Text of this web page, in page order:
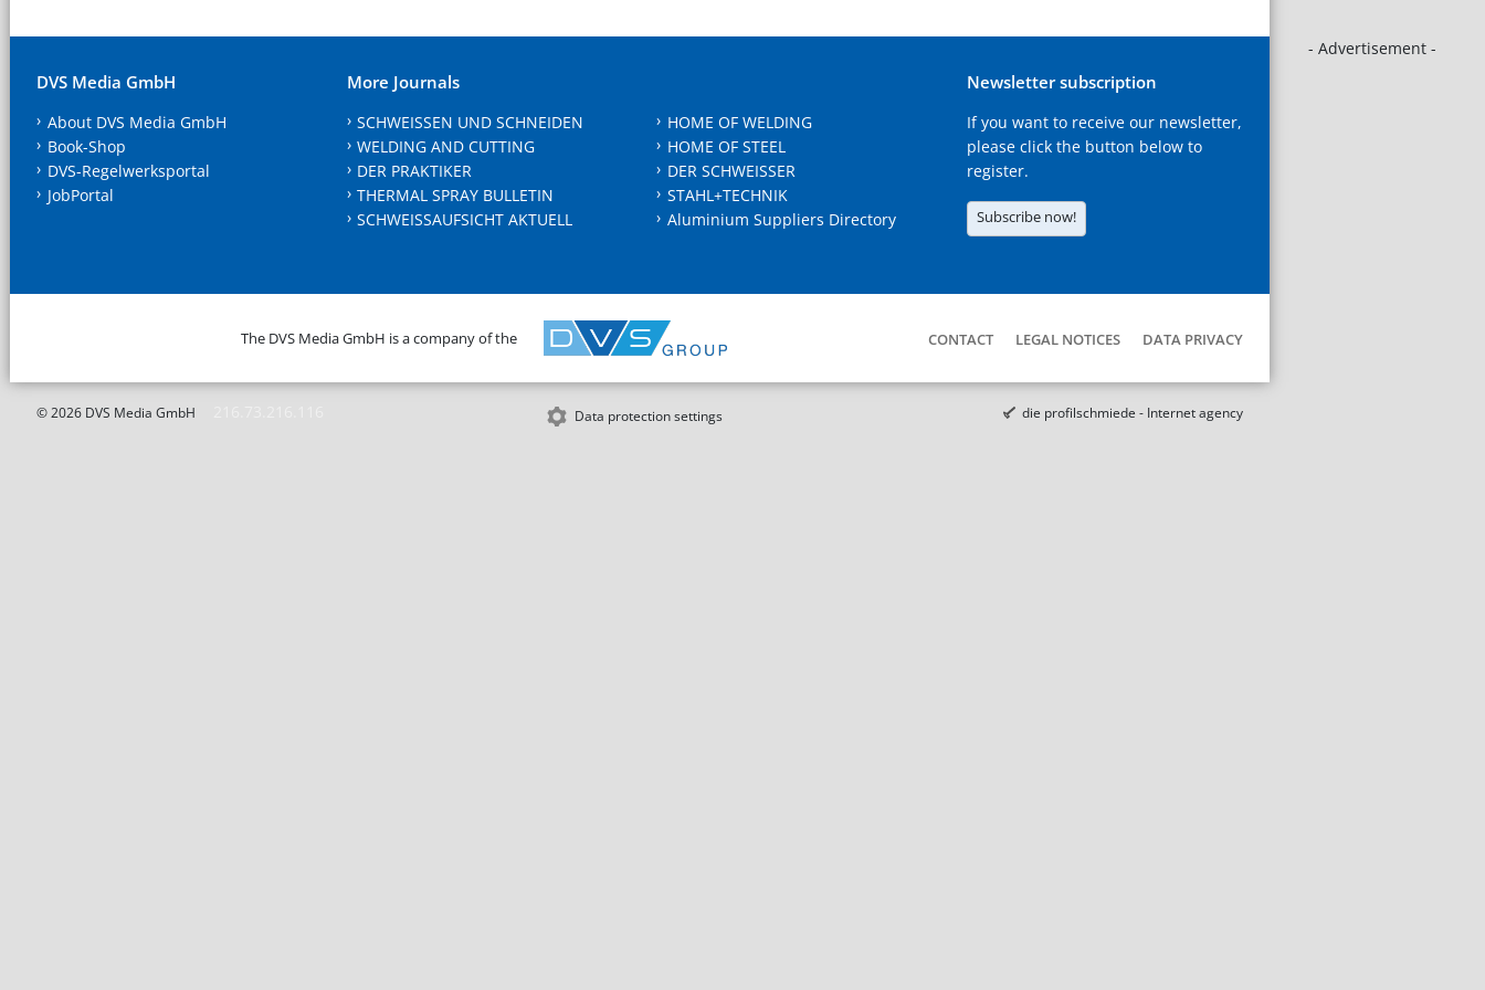
- Advertisement -
DVS Media GmbH
About DVS Media GmbH
Book-Shop
DVS-Regelwerksportal
JobPortal
More Journals
SCHWEISSEN UND SCHNEIDEN
WELDING AND CUTTING
DER PRAKTIKER
THERMAL SPRAY BULLETIN
SCHWEISSAUFSICHT AKTUELL
HOME OF WELDING
HOME OF STEEL
DER SCHWEISSER
STAHL+TECHNIK
Aluminium Suppliers Directory
Newsletter subscription
If you want to receive our newsletter,
please click the button below to
register.
Subscribe now!
The DVS Media GmbH is a company of the CONTACT LEGAL NOTICES DATA PRIVACY
© 2026 DVS Media GmbH Data protection settings die profilschmiede - Internet agency